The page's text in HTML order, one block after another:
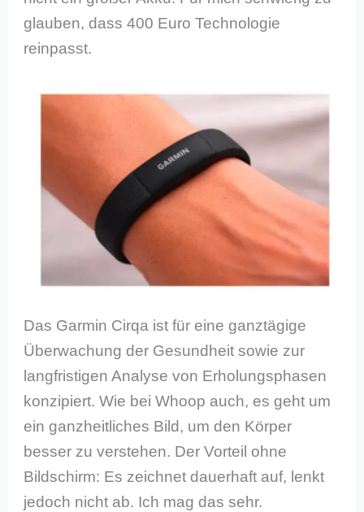
glauben, dass 400 Euro Technologie
reinpasst.
Das Garmin Cirqa ist für eine ganztägige
Überwachung der Gesundheit sowie zur
langfristigen Analyse von Erholungsphasen
konzipiert. Wie bei Whoop auch, es geht um
ein ganzheitliches Bild, um den Körper
besser zu verstehen. Der Vorteil ohne
Bildschirm: Es zeichnet dauerhaft auf, lenkt
jedoch nicht ab. Ich mag das sehr.